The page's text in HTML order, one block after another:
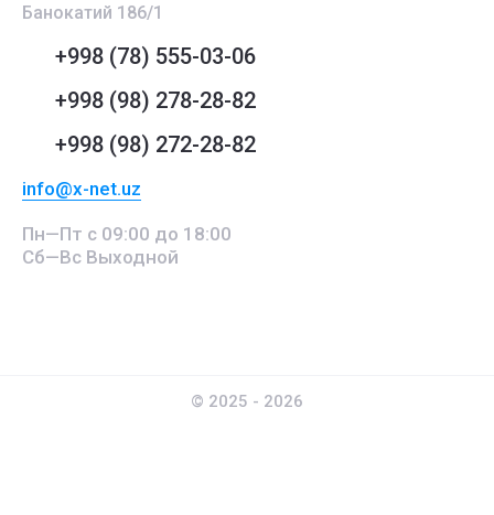
Банокатий 186/1
+998 (78) 555-03-06
+998 (98) 278-28-82
+998 (98) 272-28-82
info@x-net.uz
Пн—Пт с 09:00 до 18:00
Сб—Вс Выходной
© 2025 - 2026